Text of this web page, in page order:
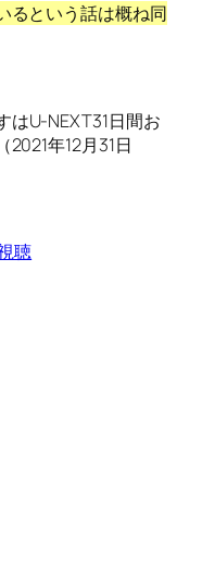
るという話は概ね同
はU-NEXT31日間お
年12月31日
聴